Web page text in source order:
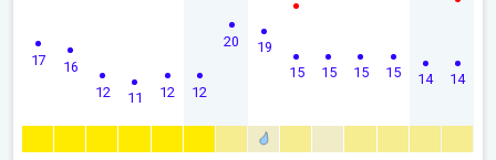
17 16
12 11 12 12
20 19
15 15 15 15 14 14